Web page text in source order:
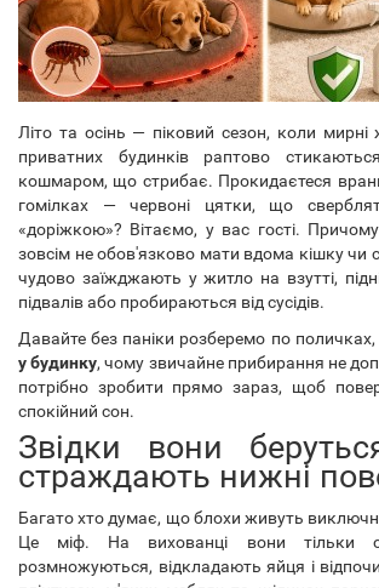
Літо та осінь — піковий сезон, коли мирні
приватних будинків раптово
кошмаром, що стрибає. Прокидаєтеся
гомілках — червоні цятки, що
«доріжкою»? Вітаємо, у вас гості.
зовсім не обов'язково мати вдома кішку чи
чудово заїжджають у житло на взутті,
підвалів або пробираються від сусідів.
Давайте без паніки розберемо по поличках,
у будинку, чому звичайне прибирання не
потрібно зробити прямо зараз, щоб
спокійний сон.
Звідки вони
страждають нижні
Багато хто думає, що блохи живуть
Це міф. На вихованці вони тільки
розмножуються, відкладають яйця і